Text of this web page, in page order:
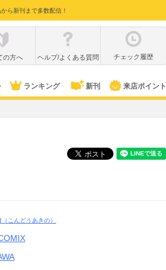
ら新刊まで多数配信！
の方へ ヘルプ/よくある質問 チェック履歴
ランキング 新刊 来店ポイント
（こんどうあきの）